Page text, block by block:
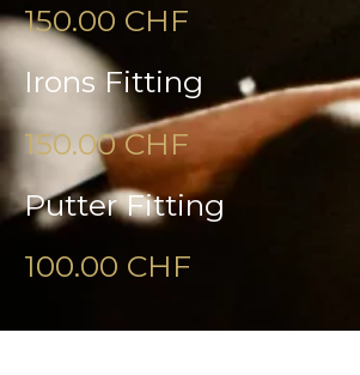
150.00 CHF
Irons Fitting
150.00 CHF
Putter Fitting
100.00 CHF